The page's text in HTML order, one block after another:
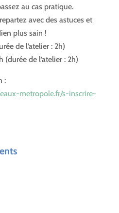
au cas pratique.
avec des astuces et
plus sain !
de l’atelier : 2h)
de l’atelier : 2h)
:
metropole.fr/s-inscrire-